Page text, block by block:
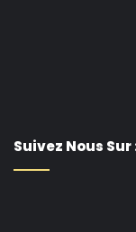
Suivez Nous Sur